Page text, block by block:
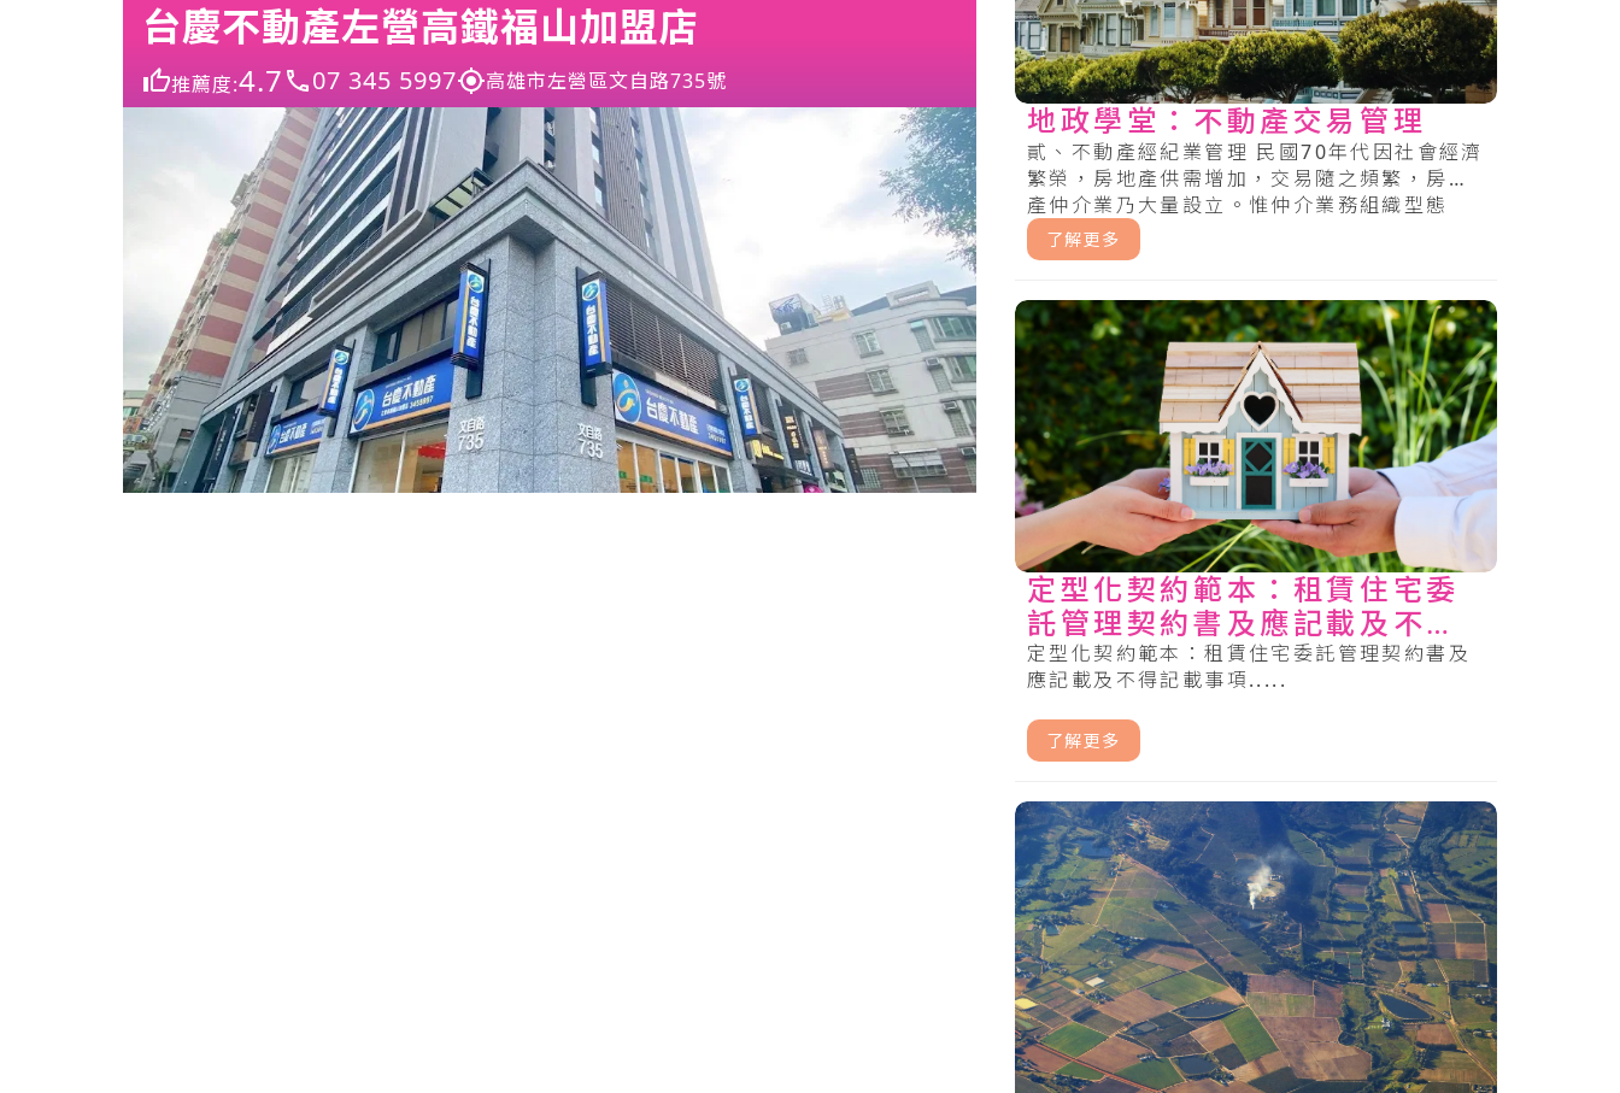
台慶不動產左營高鐵福山加盟店
推薦度:4.7 07 345 5997 高雄市左營區文自路735號
地政學堂：不動產交易管理
貳、不動產經紀業管理 民國70年代因社會經濟
繁榮，房地產供需增加，交易隨之頻繁，房地
產仲介業乃大量設立。惟仲介業務組織型態
及.....
了解更多
定型化契約範本：租賃住宅委
託管理契約書及應記載及不得
記載事項
定型化契約範本：租賃住宅委託管理契約書及
應記載及不得記載事項.....
了解更多